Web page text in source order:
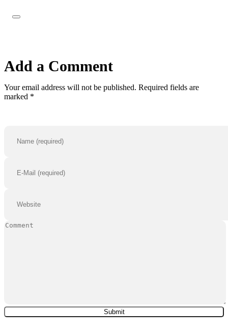
Add a Comment
Your email address will not be published. Required fields are
marked *